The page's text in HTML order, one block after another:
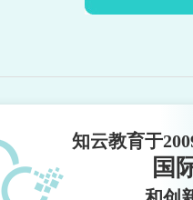
知云教育于
国